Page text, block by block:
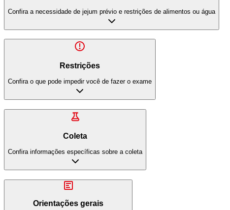
Confira a necessidade de jejum prévio e restrições de alimentos ou água
Restrições
Confira o que pode impedir você de fazer o exame
Coleta
Confira informações específicas sobre a coleta
Orientações gerais